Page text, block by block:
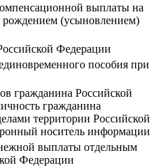
выплаты на
рождением (усыновлением)
Федерации
пособия при
гражданина Российской
гражданина
территории Российской
носитель информации
выплаты отдельным
Федерации